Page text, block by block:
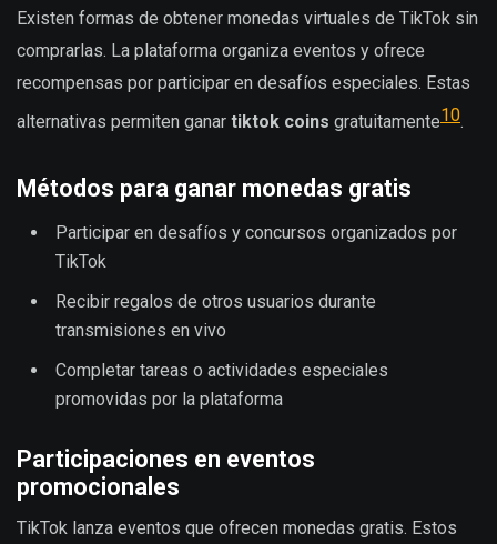
Existen formas de obtener monedas virtuales de TikTok sin
comprarlas. La plataforma organiza eventos y ofrece
recompensas por participar en desafíos especiales. Estas
alternativas permiten ganar tiktok coins gratuitamente10.
Métodos para ganar monedas gratis
Participar en desafíos y concursos organizados por
TikTok
Recibir regalos de otros usuarios durante
transmisiones en vivo
Completar tareas o actividades especiales
promovidas por la plataforma
Participaciones en eventos
promocionales
TikTok lanza eventos que ofrecen monedas gratis. Estos